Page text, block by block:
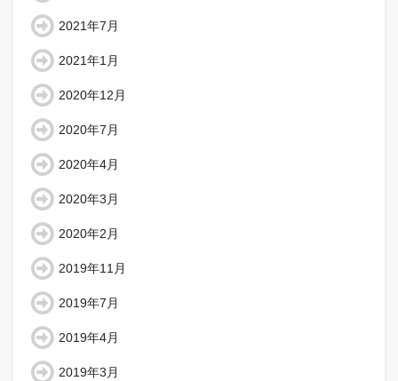
2021年7月
2021年1月
2020年12月
2020年7月
2020年4月
2020年3月
2020年2月
2019年11月
2019年7月
2019年4月
2019年3月